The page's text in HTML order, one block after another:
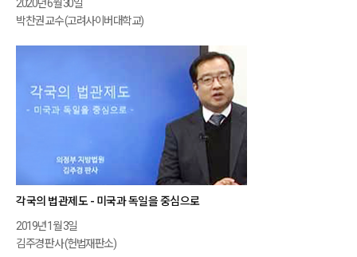
2020년 6월 30일
박찬권 교수 (고려사이버대학교)
각국의 법관제도 - 미국과 독일을 중심으로
2019년 1월 3일
김주경 판사 (헌법재판소)